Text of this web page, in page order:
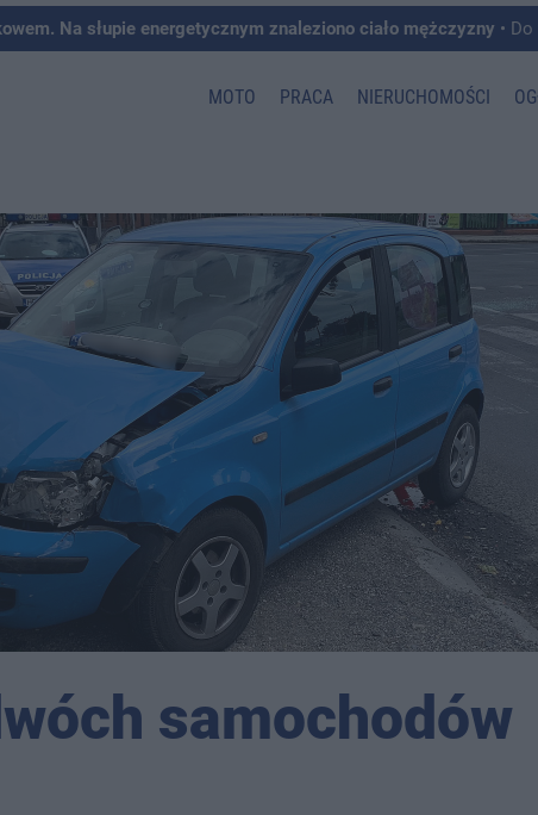
Na słupie energetycznym znaleziono ciało mężczyzny • Do
MOTO PRACA NIERUCHOMOŚCI
samochodów